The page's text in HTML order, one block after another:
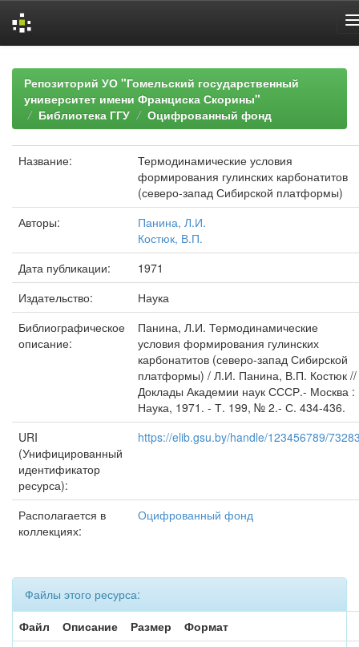
navigationРепозиторий УО "Гомельский государственный
университет имени Франциска Скорины"
Библиотека ГГУ
Оцифрованный фонд
Название:
Термодинамические условия
формирования гулинских карбонатитов
(северо-запад Сибирской платформы)
Авторы:
Панина, Л.И.
Костюк, В.П.
Дата публикации:
1971
Издательство:
Наука
Библиографическое
описание:
Панина, Л.И. Термодинамические
условия формирования гулинских
карбонатитов (северо-запад Сибирской
платформы) / Л.И. Панина, В.П. Костюк //
Доклады Академии наук СССР.- Москва :
Наука, 1971. - Т. 199, № 2.- С. 434-436.
URI
(Унифицированный
идентификатор
ресурса):
https://elib.gsu.by/handle/123456789/
Располагается в
коллекциях:
Оцифрованный фонд
Файлы этого ресурса:
Файл
Описание Размер
Формат